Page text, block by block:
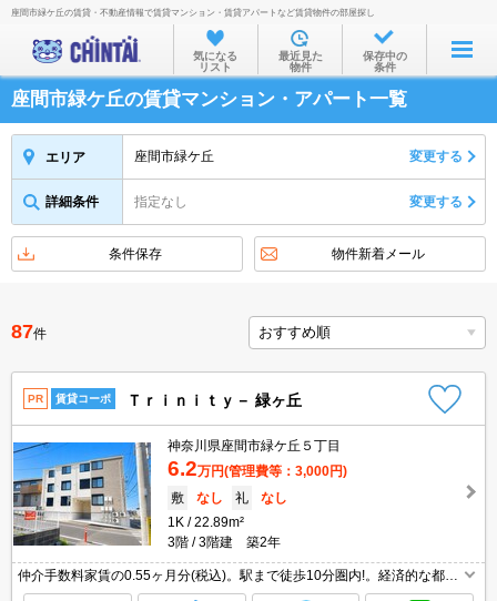
お部屋を探す
沿線・駅から
住所から
物件特集から
不動産会社から
TOP
座間市緑ケ丘の賃貸・不動産情報で賃貸マンション・賃貸アパートなど賃貸物件の部屋探し
気になる
リスト
最近見た
物件
保存中の
条件
座間市緑ケ丘の賃貸マンション・アパート一覧
エリア 座間市緑ケ丘 変更する
詳細条件 指定なし 変更する
条件保存 物件新着メール
87件
PR 賃貸コーポ Ｔｒｉｎｉｔｙ－ 緑ヶ丘
神奈川県座間市緑ケ丘５丁目
6.2万円(管理費等：3,000円)
敷
なし 礼
なし
1K
22.89m²
3階
3階建 築2年
仲介手数料家賃の0.55ヶ月分(税込)。駅まで徒歩10分圏内!。経済的な都市
ガス使用。コンビニへ441m。スーパーへ731m。ドラッグストアへ632